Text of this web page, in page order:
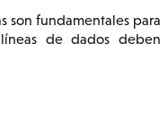
son fundamentales para
de dados deben